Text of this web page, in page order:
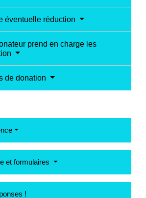
éventuelle réduction
prend en charge les
de donation
et formulaires
!